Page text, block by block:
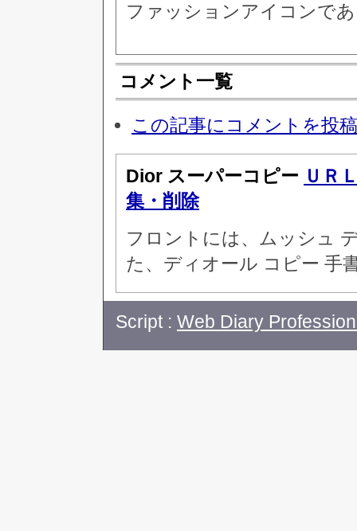
ファッションアイコンで
コメント一覧
この記事にコメントを投
Dior スーパーコピー ＵＲ
集・削除
フロントには、ムッシュ
た、ディオール コピー 手
Script : Web Diary